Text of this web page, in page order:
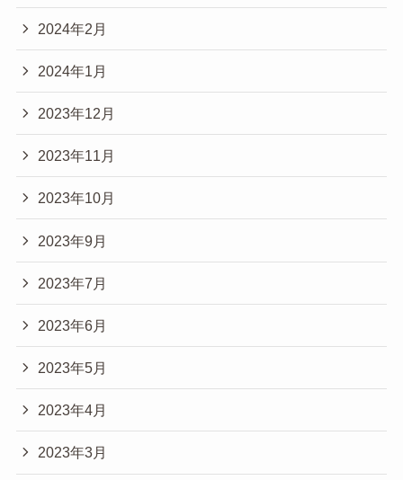
2024年2月
2024年1月
2023年12月
2023年11月
2023年10月
2023年9月
2023年7月
2023年6月
2023年5月
2023年4月
2023年3月